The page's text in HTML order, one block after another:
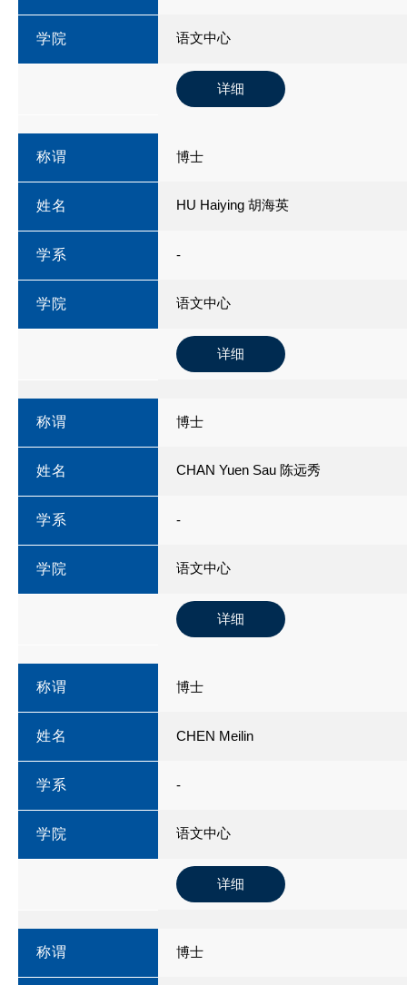
学院 语文中心
详细
称谓 博士
姓名 HU Haiying 胡海英
学系 -
学院 语文中心
详细
称谓 博士
姓名 CHAN Yuen Sau 陈远秀
学系 -
学院 语文中心
详细
称谓 博士
姓名 CHEN Meilin
学系 -
学院 语文中心
详细
称谓 博士